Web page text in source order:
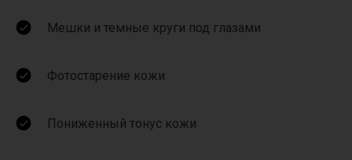
Мешки и темные круги под глазами
Фотостарение кожи
Пониженный тонус кожи